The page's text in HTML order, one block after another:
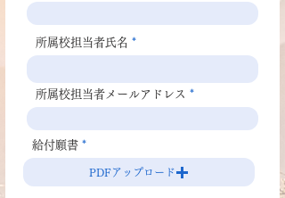
所属校担当者氏名
所属校担当者メールアドレス
給付願書
PDFアップロード